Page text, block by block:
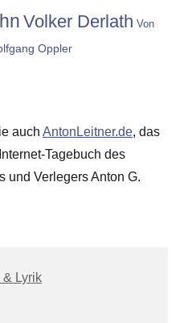
Volker Derlath Von
Oppler
auch AntonLeitner.de, das
Tagebuch des
und Verlegers Anton G.